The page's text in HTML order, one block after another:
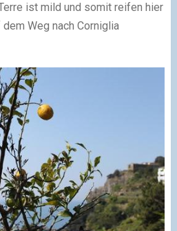
ist mild und somit reifen hier
Weg nach Corniglia